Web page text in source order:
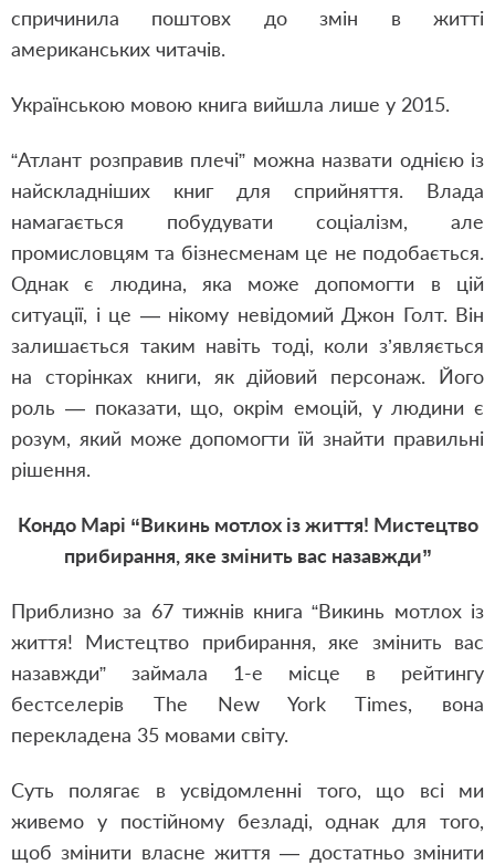
спричинила поштовх до змін в житті
американських читачів.
Українською мовою книга вийшла лише у 2015.
“Атлант розправив плечі” можна назвати однією із
найскладніших книг для сприйняття. Влада
намагається побудувати соціалізм, але
промисловцям та бізнесменам це не подобається.
Однак є людина, яка може допомогти в цій
ситуації, і це — нікому невідомий Джон Голт. Він
залишається таким навіть тоді, коли з’являється
на сторінках книги, як дійовий персонаж. Його
роль — показати, що, окрім емоцій, у людини є
розум, який може допомогти їй знайти правильні
рішення.
Кондо Марі “Викинь мотлох із життя! Мистецтво
прибирання, яке змінить вас назавжди”
Приблизно за 67 тижнів книга “Викинь мотлох із
життя! Мистецтво прибирання, яке змінить вас
назавжди” займала 1-е місце в рейтингу
бестселерів The New York Times, вона
перекладена 35 мовами світу.
Суть полягає в усвідомленні того, що всі ми
живемо у постійному безладі, однак для того,
щоб змінити власне життя — достатньо змінити